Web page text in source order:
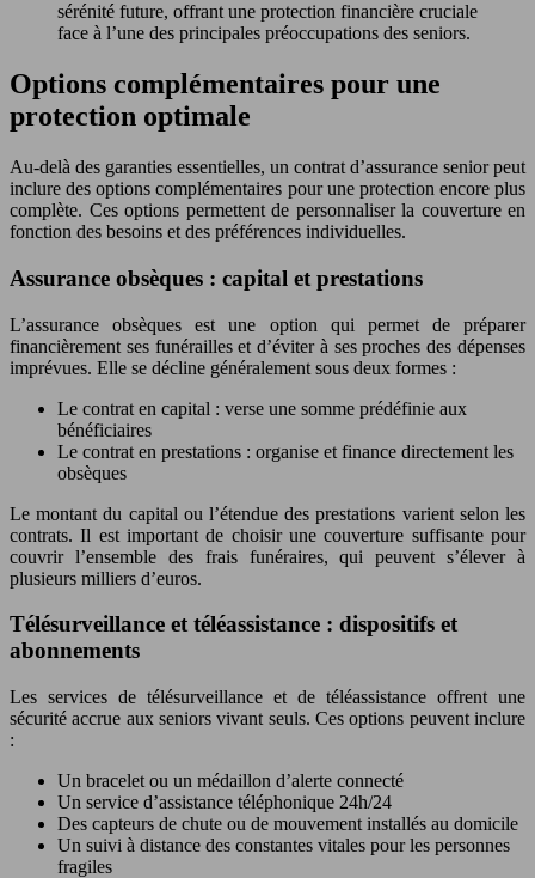
sérénité future, offrant une protection financière cruciale
face à l’une des principales préoccupations des seniors.
Options complémentaires pour une
protection optimale
Au-delà des garanties essentielles, un contrat d’assurance senior peut
inclure des options complémentaires pour une protection encore plus
complète. Ces options permettent de personnaliser la couverture en
fonction des besoins et des préférences individuelles.
Assurance obsèques : capital et prestations
L’assurance obsèques est une option qui permet de préparer
financièrement ses funérailles et d’éviter à ses proches des dépenses
imprévues. Elle se décline généralement sous deux formes :
Le contrat en capital : verse une somme prédéfinie aux
bénéficiaires
Le contrat en prestations : organise et finance directement les
obsèques
Le montant du capital ou l’étendue des prestations varient selon les
contrats. Il est important de choisir une couverture suffisante pour
couvrir l’ensemble des frais funéraires, qui peuvent s’élever à
plusieurs milliers d’euros.
Télésurveillance et téléassistance : dispositifs et
abonnements
Les services de télésurveillance et de téléassistance offrent une
sécurité accrue aux seniors vivant seuls. Ces options peuvent inclure
:
Un bracelet ou un médaillon d’alerte connecté
Un service d’assistance téléphonique 24h/24
Des capteurs de chute ou de mouvement installés au domicile
Un suivi à distance des constantes vitales pour les personnes
fragiles